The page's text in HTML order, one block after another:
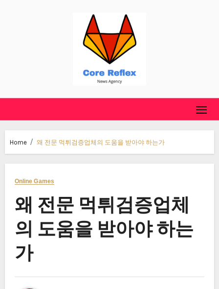
Home 왜 전문 먹튀검증업체의 도움을 받아야 하는가
Online Games
왜 전문 먹튀검증업체
의 도움을 받아야 하는
가